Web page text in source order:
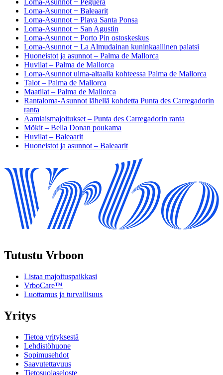
Loma-Asunnot − Peguera
Loma-Asunnot − Baleaarit
Loma-Asunnot − Playa Santa Ponsa
Loma-Asunnot − San Agustin
Loma-Asunnot − Porto Pin ostoskeskus
Loma-Asunnot − La Almudainan kuninkaallinen palatsi
Huoneistot ja asunnot – Palma de Mallorca
Huvilat – Palma de Mallorca
Loma-Asunnot uima-altaalla kohteessa Palma de Mallorca
Talot – Palma de Mallorca
Maatilat – Palma de Mallorca
Rantaloma-Asunnot lähellä kohdetta Punta des Carregadorin
ranta
Aamiaismajoitukset – Punta des Carregadorin ranta
Mökit – Bella Donan poukama
Huvilat – Baleaarit
Huoneistot ja asunnot – Baleaarit
Tutustu Vrboon
Listaa majoituspaikkasi
VrboCare™
Luottamus ja turvallisuus
Yritys
Tietoa yrityksestä
Lehdistöhuone
Sopimusehdot
Saavutettavuus
Tietosuojaseloste